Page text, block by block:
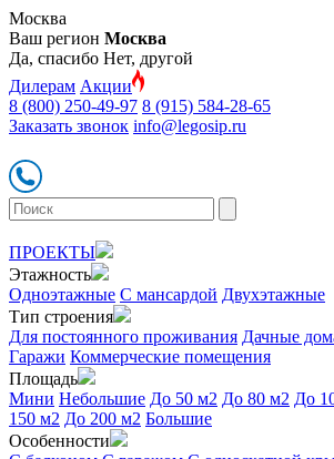
Москва
Ваш регион Москва
Да, спасибо Нет, другой
Дилерам Акции
8 (800) 250-49-97 8 (915) 584-28-65
Заказать звонок info@legosip.ru
ПРОЕКТЫ
Этажность
Одноэтажные С мансардой Двухэтажные
Тип строения
Для постоянного проживания Дачные
Гаражи Коммерческие помещения
Площадь
Мини Небольшие До 50 м2 До 80 м2 До
150 м2 До 200 м2 Большие
Особенности